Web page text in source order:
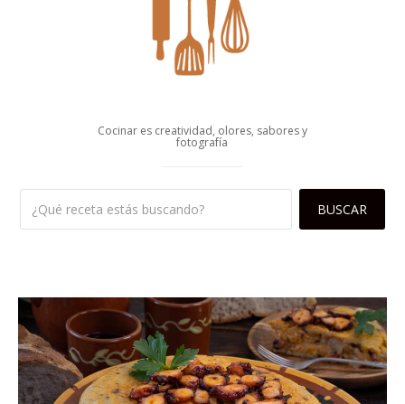
Cocinar es creatividad, olores, sabores y
fotografía